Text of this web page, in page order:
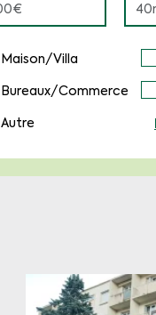
Maison/Villa
Bureaux/Commerce
Autre